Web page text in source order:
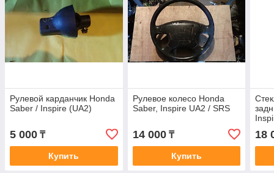
Рулевой карданчик Honda
Saber / Inspire (UA2)
5 000 ₸
Купить
Рулевое колесо Honda
Saber, Inspire UA2 / SRS
14 000₸
Купить
18